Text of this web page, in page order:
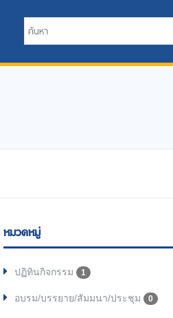
หมวดหมู่
ปฏิทินกิจกรรม 1
อบรม/บรรยาย/สัมมนา/ประชุม 0